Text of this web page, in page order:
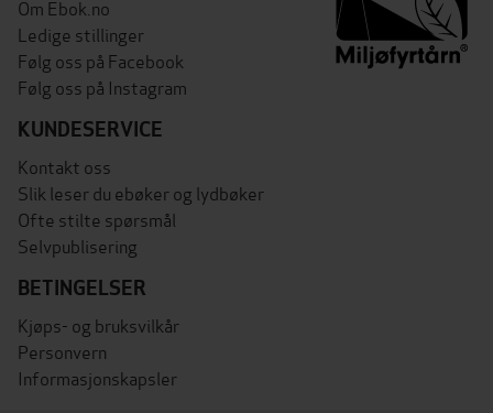
Om Ebok.no
Ledige stillinger
Følg oss på Facebook
Følg oss på Instagram
KUNDESERVICE
Kontakt oss
Slik leser du ebøker og lydbøker
Ofte stilte spørsmål
Selvpublisering
BETINGELSER
Kjøps- og bruksvilkår
Personvern
Informasjonskapsler